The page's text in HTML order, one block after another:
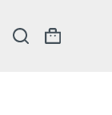
Carrello